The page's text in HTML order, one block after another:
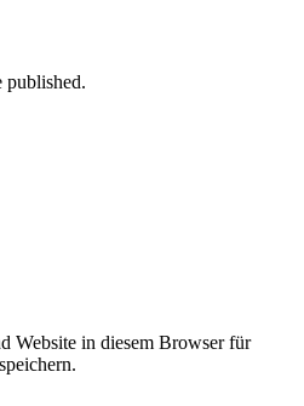
published.
Website in diesem Browser für